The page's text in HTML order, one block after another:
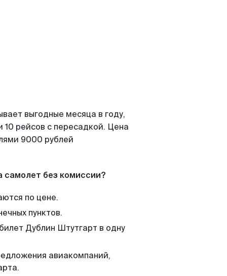
выгодные месяца в году,
рейсов с пересадкой. Цена
9000 рублей
самолет без комиссии?
по цене.
пунктов.
Дублин Штутгарт в одну
авиакомпаний,